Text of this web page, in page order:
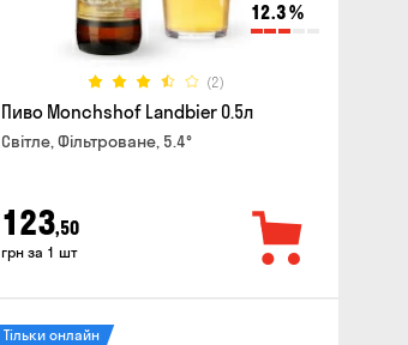
12.3%
(2)
Пиво Monchshof Landbier 0.5л
Світле, Фільтроване, 5.4°
123,50
грн за 1 шт
Тільки онлайн